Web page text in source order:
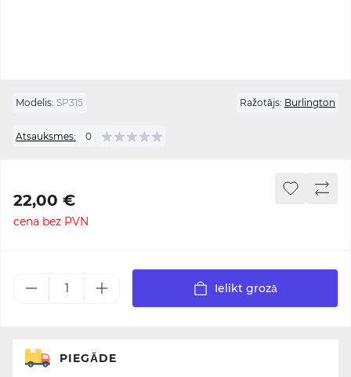
Modelis: SP315 Ražotājs: Burlington
Atsauksmes: 0
22,00 €
cena bez PVN
Ielikt grozā
PIEGĀDE